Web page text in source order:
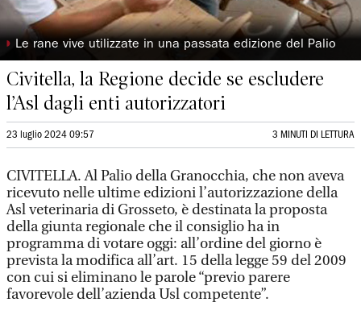
◗ Le rane vive utilizzate in una passata edizione del Palio
Civitella, la Regione decide se escludere
l’Asl dagli enti autorizzatori
23 luglio 2024 09:57 3 MINUTI DI LETTURA
CIVITELLA. Al Palio della Granocchia, che non aveva
ricevuto nelle ultime edizioni l’autorizzazione della
Asl veterinaria di Grosseto, è destinata la proposta
della giunta regionale che il consiglio ha in
programma di votare oggi: all’ordine del giorno è
prevista la modifica all’art. 15 della legge 59 del 2009
con cui si eliminano le parole “previo parere
favorevole dell’azienda Usl competente”.